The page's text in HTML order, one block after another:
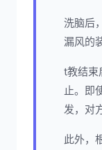
洗脑后
漏风的
t教结束
止。即
发，对
此外，